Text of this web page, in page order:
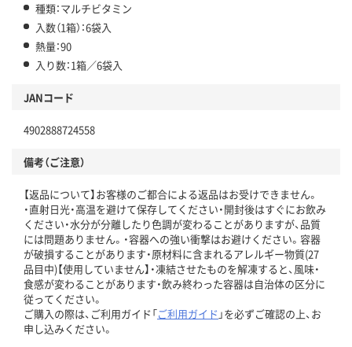
種類：マルチビタミン
入数（1箱）：6袋入
熱量：90
入り数：1箱／6袋入
JANコード
4902888724558
備考（ご注意）
【返品について】お客様のご都合による返品はお受けできません。
・直射日光・高温を避けて保存してください・開封後はすぐにお飲み
ください・水分が分離したり色調が変わることがありますが、品質
には問題ありません。・容器への強い衝撃はお避けください。容器
が破損することがあります・原材料に含まれるアレルギー物質(27
品目中)【使用していません】・凍結させたものを解凍すると、風味・
食感が変わることがあります・飲み終わった容器は自治体の区分に
従ってください。
ご購入の際は、ご利用ガイド「ご利用ガイド 」を必ずご確認の上、お
申し込みください。